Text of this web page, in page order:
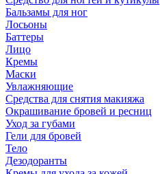
Бальзамы для ног
Лосьоны
Баттеры
Лицо
Кремы
Маски
Увлажняющие
Средства для снятия макияжа
Окрашивание бровей и ресниц
Уход за губами
Гели для бровей
Тело
Дезодоранты